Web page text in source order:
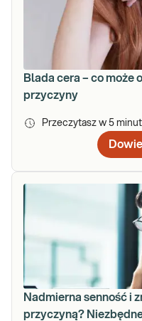
Blada cera – co może
przyczyny
Przeczytasz w 5 minut
Nadmierna senność i
przyczyną?